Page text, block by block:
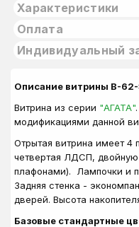
Характеристики
Оплата
Индивидуальный
Описание витрины В-
Витрина из серии "АГАТА"
модификациями данной
Отрытая витрина имеет 4
четвертая ЛДСП, двойную
плафонами). Лампочки и
Задняя стенка -
дверей. Высота
Базовые стандартные